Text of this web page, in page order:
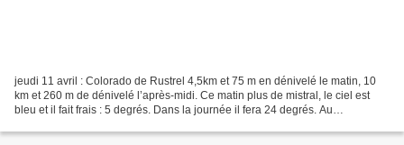
jeudi 11 avril : Colorado de Rustrel 4,5km et 75 m en dénivelé le matin, 10
km et 260 m de dénivelé l’après-midi. Ce matin plus de mistral, le ciel est
bleu et il fait frais : 5 degrés. Dans la journée il fera 24 degrés. Au